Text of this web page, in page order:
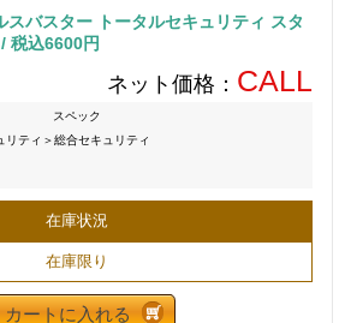
スバスター トータルセキュリティ スタ
税込6600円
ネット価格： CALL
スペック
リティ＞総合セキュリティ
在庫状況
在庫限り
カートに入れる